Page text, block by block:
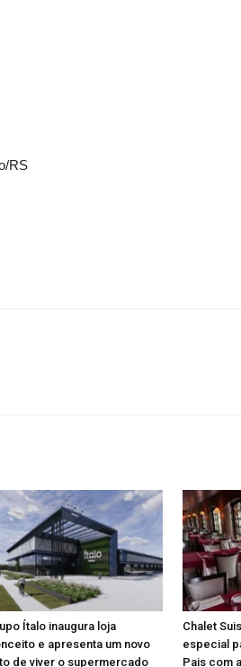
RS
Ítalo inaugura loja
e apresenta um novo
de viver o supermercado
Chalet
especial
Pais com